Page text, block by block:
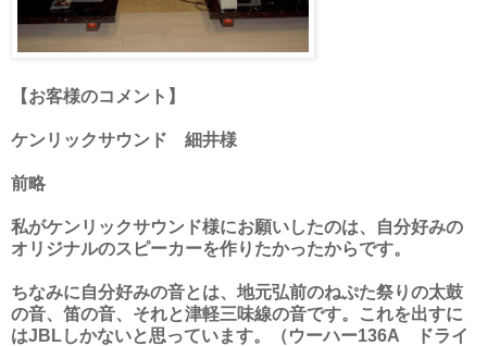
【お客様のコメント】
ケンリックサウンド 細井様
前略
私がケンリックサウンド様にお願いしたのは、自分好みの
オリジナルのスピーカーを作りたかったからです。
ちなみに自分好みの音とは、地元弘前のねぷた祭りの太鼓
の音、笛の音、それと津軽三味線の音です。これを出すに
はJBLしかないと思っています。（ウーハー136A ドライ